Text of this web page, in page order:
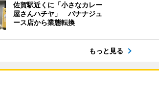
佐賀駅近くに「小さなカレー
屋さんハチヤ」 バナナジュ
ース店から業態転換
もっと見る